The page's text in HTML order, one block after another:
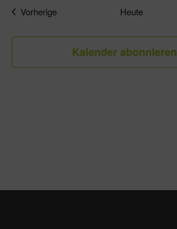
VorherigeVeranstaltungen Heute
Kalender abonnieren